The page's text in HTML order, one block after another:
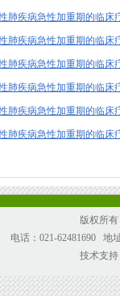
肺疾病急性加重期的临床
肺疾病急性加重期的临床
肺疾病急性加重期的临床
肺疾病急性加重期的临床
肺疾病急性加重期的临床
肺疾病急性加重期的临床
版权所
电话：021-62481690 地
技术支